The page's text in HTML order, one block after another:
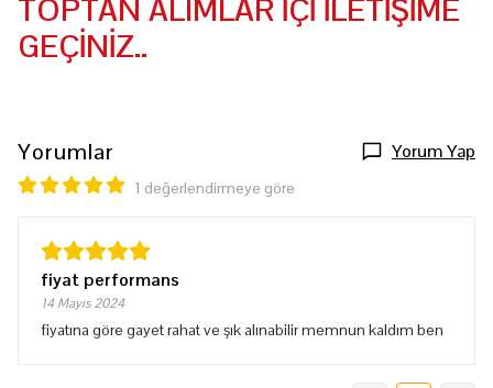
TOPTAN ALIMLAR İÇİ İLETİŞİME
GEÇİNİZ..
Yorumlar Yorum Yap
1 değerlendirmeye göre
fiyat performans
14 Mayıs 2024
fiyatına göre gayet rahat ve şık alınabilir memnun kaldım ben